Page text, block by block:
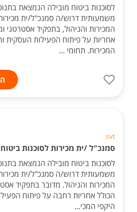
לסוכנות ביטוח מובילה הנמצאת
משמעותית דרוש/ה סמנכ"ל/ית
המכירות והניהול, בתפקיד אסטרטגי
אחריות על פיתוח הפעילות העסקית
המכירות. תחומי ...
svt
סמנכ"ל /ית מכירות לסוכנות
לסוכנות ביטוח מובילה הנמצאת
משמעותית דרוש/ה סמנכ"ל/ית
המכירות והניהול. מדובר בתפקיד
הכולל אחריות רחבה על פיתוח
היקפי המכי...